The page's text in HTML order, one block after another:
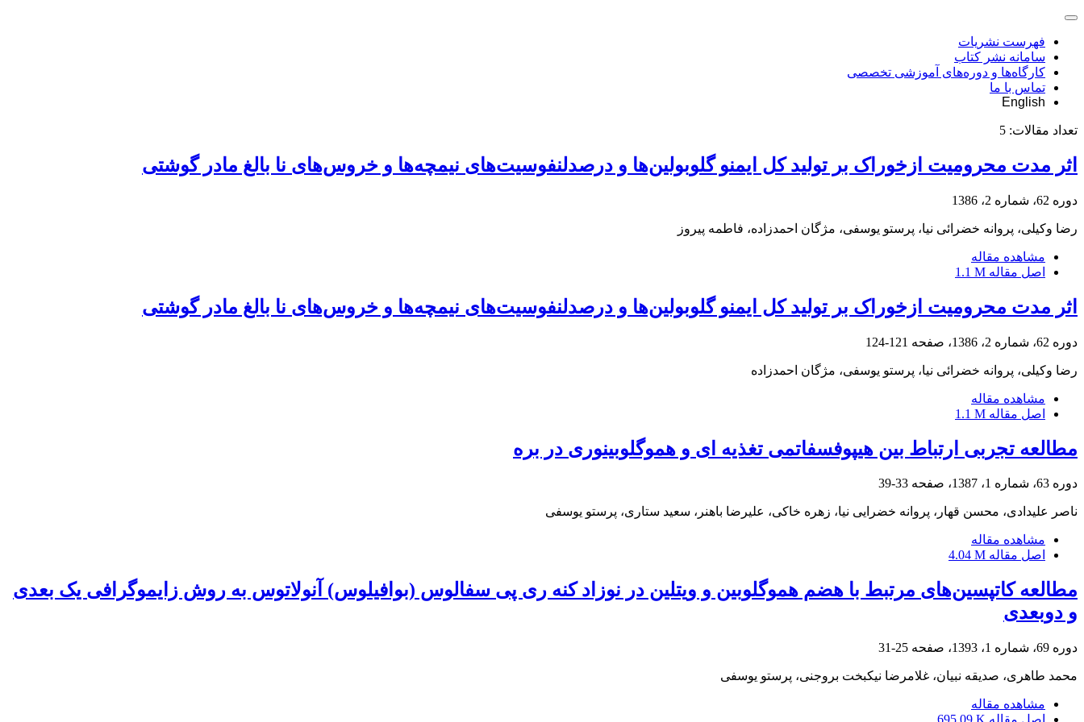
فهرست نشریات
سامانه نشر کتاب
کارگاه‌ها و دوره‌های آموزشی تخصصی
تماس با ما
English
تعداد مقالات: 5
اثر مدت محرومیت ازخوراک بر تولید کل ایمنو گلوبولین‌ها و درصدلنفوسیت‌های نیمچه‌ها و خروس‌های نا بالغ مادر گوشتی
دوره 62، شماره 2، 1386
رضا وکیلی، پروانه خضرائی نیا، پرستو یوسفی، مژگان احمدزاده، فاطمه پیروز
مشاهده مقاله
اصل مقاله 1.1 M
اثر مدت محرومیت ازخوراک بر تولید کل ایمنو گلوبولین‌ها و درصدلنفوسیت‌های نیمچه‌ها و خروس‌های نا بالغ مادر گوشتی
دوره 62، شماره 2، 1386، صفحه 121-124
رضا وکیلی، پروانه خضرائی نیا، پرستو یوسفی، مژگان احمدزاده
مشاهده مقاله
اصل مقاله 1.1 M
مطالعه تجربی ارتباط بین هیپوفسفاتمی تغذیه ای و هموگلوبینوری در بره
دوره 63، شماره 1، 1387، صفحه 33-39
ناصر علیدادی، محسن قهار، پروانه خضرایی نیا، زهره خاکی، علیرضا باهنر، سعید ستاری، پرستو یوسفی
مشاهده مقاله
اصل مقاله 4.04 M
مطالعه کاتپسین‌های مرتبط با هضم هموگلوبین و ویتلین در نوزاد کنه ری پی سفالوس (بوافیلوس) آنولاتوس‌ ‌به روش زایموگرافی یک بعدی
و دوبعدی
دوره 69، شماره 1، 1393، صفحه 25-31
محمد طاهری، صدیقه نبیان، غلامرضا نیکبخت بروجنی، پرستو یوسفی
مشاهده مقاله